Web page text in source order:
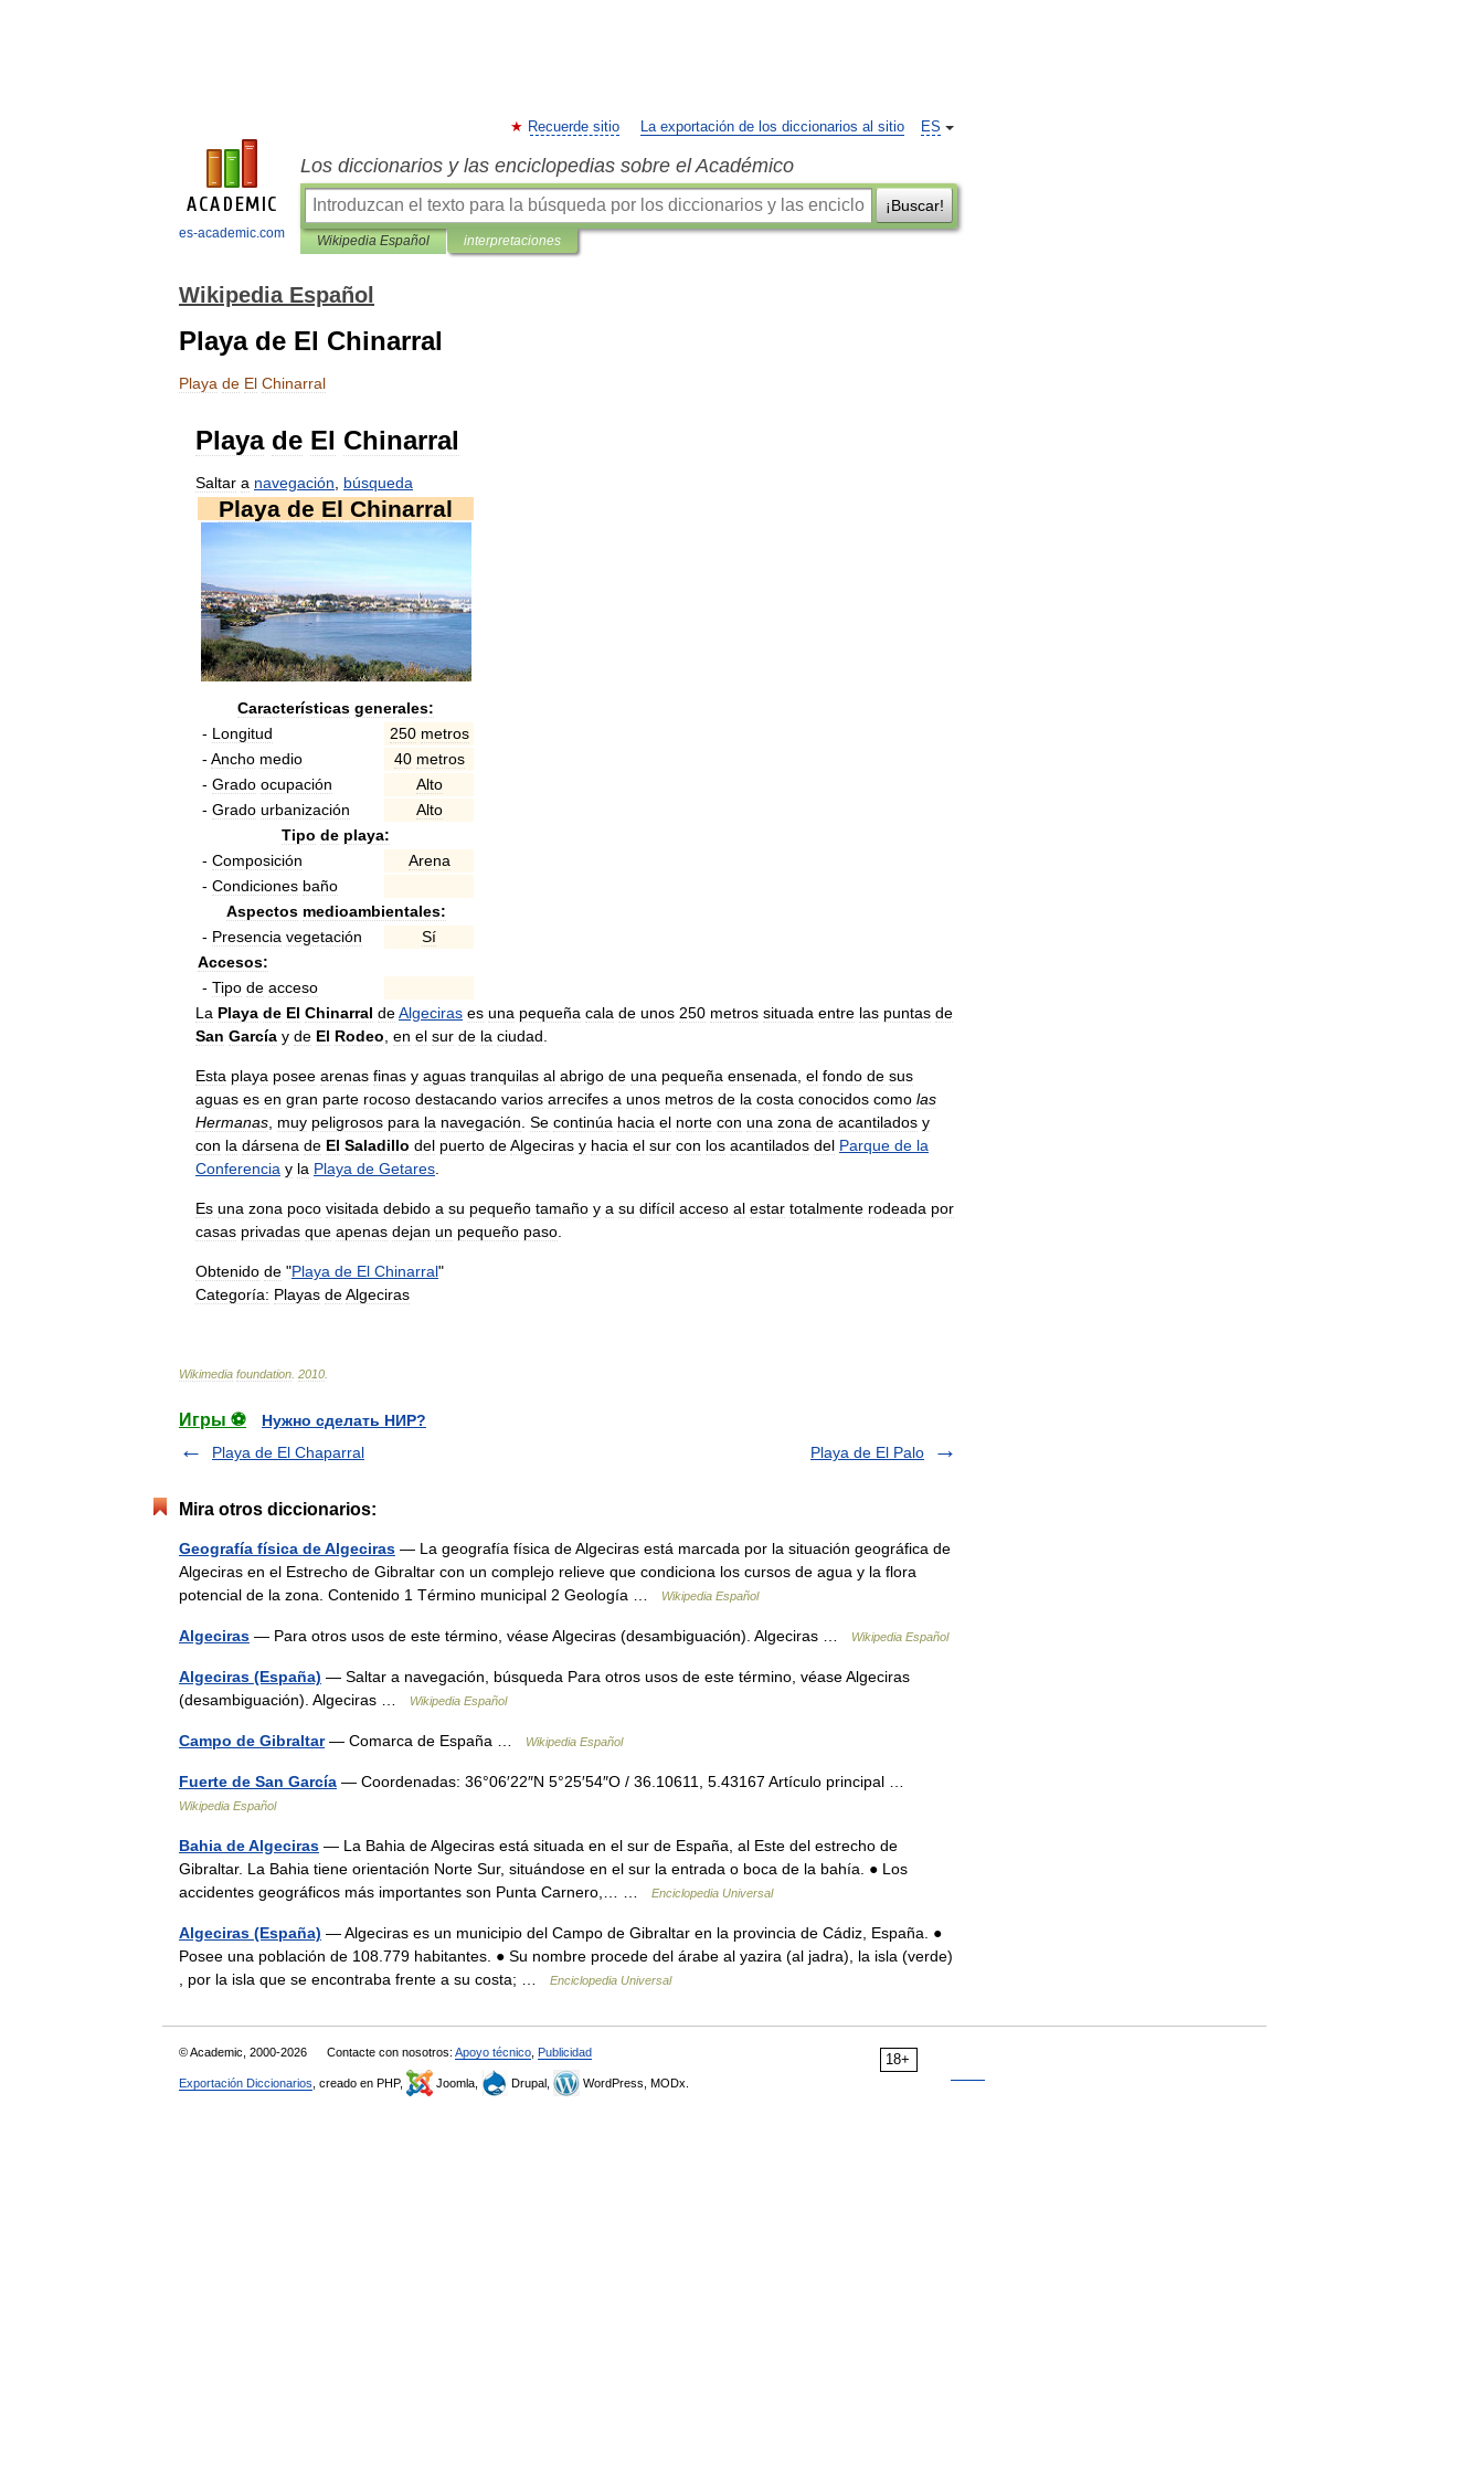
es-academic.com
ES
Recuerde sitio La exportación de los diccionarios al sitio
Los diccionarios y las enciclopedias sobre el Académico
¡Buscar!
Wikipedia Español interpretaciones
Wikipedia Español
Playa de El Chinarral
Playa de El Chinarral
Playa de El Chinarral
Saltar a navegación búsqueda
Playa de El Chinarral
Características generales:
- Longitud 250 metros
- Ancho medio 40 metros
- Grado ocupación
Alto
- Grado urbanización
Alto
Tipo de playa:
- Composición
Arena
- Condiciones baño
Aspectos medioambientales:
- Presencia vegetación
Sí
Accesos:
- Tipo de acceso
La Playa de El Chinarral deAlgeciras es una pequeña cala de unos 250 metros situada entre las puntas de
San García y de El Rodeo en el sur de la ciudad
Esta playa posee arenas finas y aguas tranquilas al abrigo de una pequeña ensenada el fondo de sus
aguas es en gran parte rocoso destacando varios arrecifes a unos metros de la costa conocidos como las
Hermanas muy peligrosos para la navegación Se continúa hacia el norte con una zona de acantilados y
con la dársena de El Saladillo del puerto deAlgeciras y hacia el sur con los acantilados del Parque de la
Conferencia y la Playa de Getares
Es una zona poco visitada debido a su pequeño tamaño y a su difícil acceso al estar totalmente rodeada por
casas privadas que apenas dejan un pequeño paso
Obtenido de "Playa de El Chinarral"
Categoría: Playas deAlgeciras
Wikimedia foundation 2010
Игры ⚽
Нужно сделать НИР?
Playa de El Chaparral
Playa de El Palo
Mira otros diccionarios:
Geografía física de Algeciras — La geografía física de Algeciras está marcada por la situación geográfica de
Algeciras en el Estrecho de Gibraltar con un complejo relieve que condiciona los cursos de agua y la flora
potencial de la zona. Contenido 1 Término municipal 2 Geología …
Wikipedia Español
Algeciras — Para otros usos de este término, véase Algeciras (desambiguación). Algeciras … Wikipedia Español
Algeciras (España) — Saltar a navegación, búsqueda Para otros usos de este término, véase Algeciras
(desambiguación). Algeciras …
Wikipedia Español
Campo de Gibraltar— Comarca de España … Wikipedia Español
Fuerte de San García — Coordenadas: 36°06′22″N 5°25′54″O / 36.10611, 5.43167 Artículo principal …
Wikipedia Español
Bahia de Algeciras — La Bahia de Algeciras está situada en el sur de España, al Este del estrecho de
Gibraltar. La Bahia tiene orientación Norte Sur, situándose en el sur la entrada o boca de la bahía. ● Los
accidentes geográficos más importantes son Punta Carnero,… …
Enciclopedia Universal
Algeciras (España) — Algeciras es un municipio del Campo de Gibraltar en la provincia de Cádiz, España. ●
Posee una población de 108.779 habitantes. ● Su nombre procede del árabe al yazira (al jadra), la isla (verde)
, por la isla que se encontraba frente a su costa; …
Enciclopedia Universal
18+
© Academic, 2000-2026 Contacte con nosotros: Apoyo técnico Publicidad
Exportación Diccionarios , creado en PHP, Joomla, Drupal, WordPress, MODx.